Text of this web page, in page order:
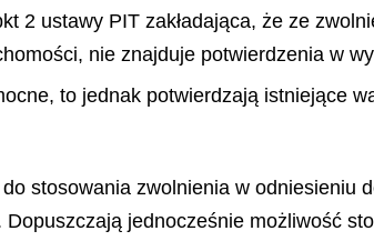
2 ustawy PIT zakładająca, że ze
nie znajduje potwierdzenia w
to jednak potwierdzają istniejące
stosowania zwolnienia w odniesieniu
jednocześnie możliwość